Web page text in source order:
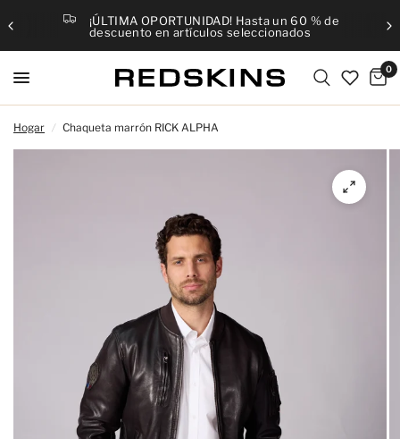
¡ÚLTIMA OPORTUNIDAD! Hasta un 60 % de
descuento en artículos seleccionados
0
Hogar / Chaqueta marrón RICK ALPHA